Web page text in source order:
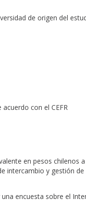
de origen del
con el CEFR
en pesos chilenos
y gestión
encuesta sobre el